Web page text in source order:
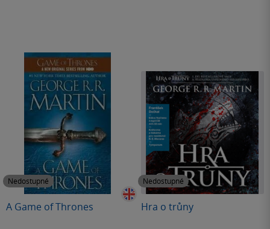
Nedostupné
A Game of Thrones
Nedostupné
Hra o trůny